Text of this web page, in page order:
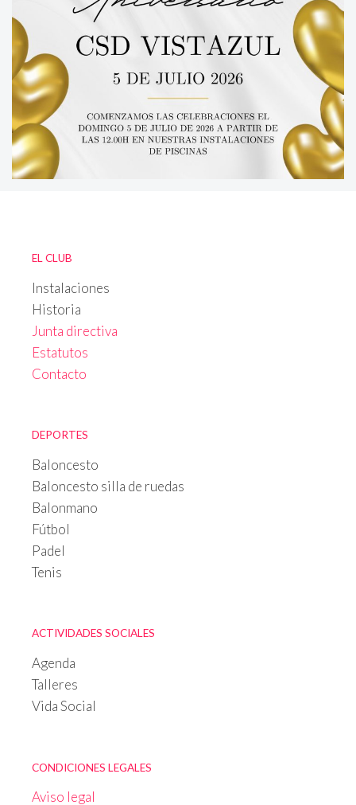
EL CLUB
Instalaciones
Historia
Junta directiva
Estatutos
Contacto
DEPORTES
Baloncesto
Baloncesto silla de ruedas
Balonmano
Fútbol
Padel
Tenis
ACTIVIDADES SOCIALES
Agenda
Talleres
Vida Social
CONDICIONES LEGALES
Aviso legal